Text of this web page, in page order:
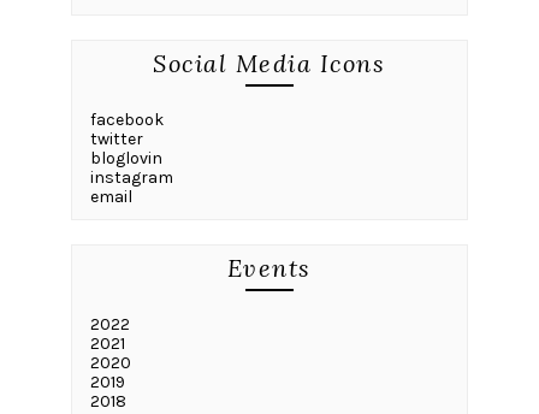
Social Media Icons
facebook
twitter
bloglovin
instagram
email
Events
2022
2021
2020
2019
2018